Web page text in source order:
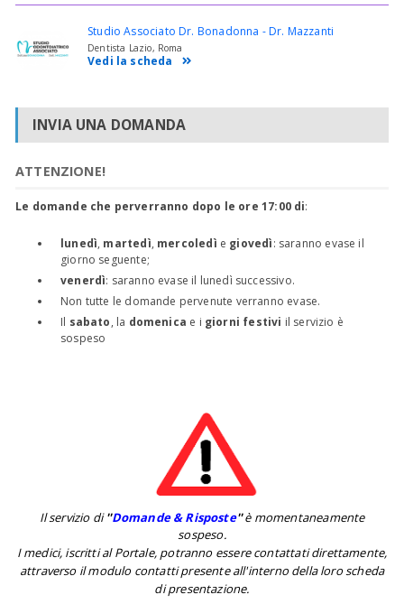
Studio Associato Dr. Bonadonna - Dr. Mazzanti
Dentista Lazio, Roma
Vedi la scheda
INVIA UNA DOMANDA
ATTENZIONE!
Le domande che perverranno dopo le ore 17:00 di:
lunedì, martedì, mercoledì e giovedì: saranno evase il
giorno seguente;
venerdì: saranno evase il lunedì successivo.
Non tutte le domande pervenute verranno evase.
Il sabato, la domenica e i giorni festivi il servizio è
sospeso
Il servizio di''Domande & Risposte''è momentaneamente
sospeso.
I medici, iscritti al Portale, potranno essere contattati direttamente,
attraverso il modulo contatti presente all'interno della loro scheda
di presentazione.